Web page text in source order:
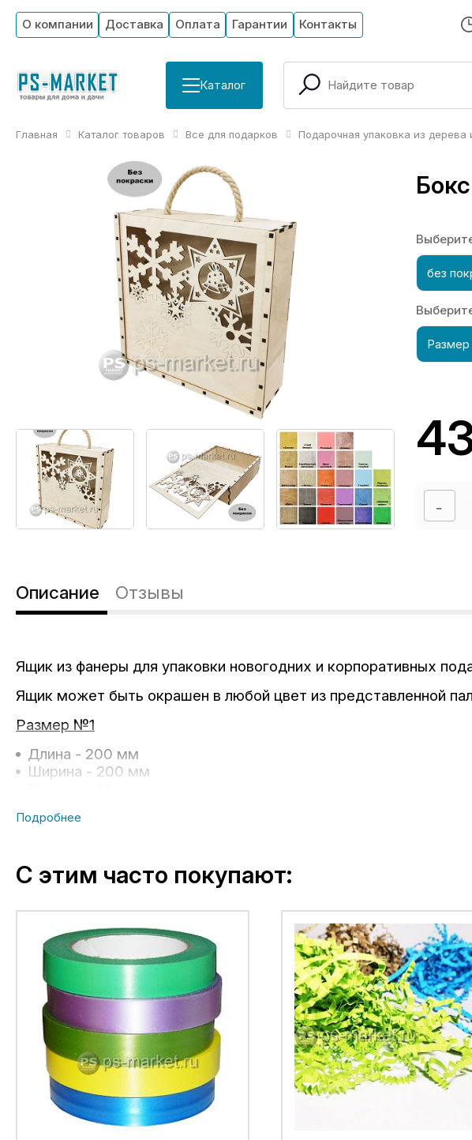
О компании Доставка Оплата Гарантии Контакты
Каталог
Главная Каталог товаров Все для подарков Подарочная упаковка из дерева
без
Описание Отзывы
Ящик из фанеры для упаковки новогодних и корпоративных
Ящик может быть окрашен в любой цвет из представленной
Размер №1
Длина - 200 мм
Ширина - 200 мм
Высота - 103 мм
С этим часто покупают: